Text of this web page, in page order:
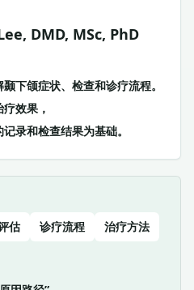
DMD, MSc, PhD
下颌症状、检查和诊疗流程。
效果，
录和检查结果为基础。
估 诊疗流程
治疗方法